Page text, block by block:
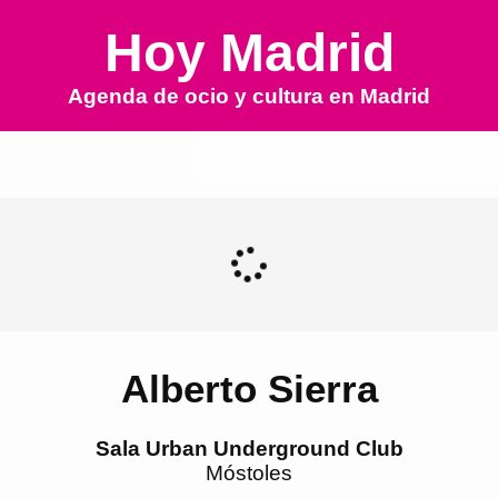
Hoy Madrid
Agenda de ocio y cultura en Madrid
Alberto Sierra
Sala Urban Underground Club
Móstoles